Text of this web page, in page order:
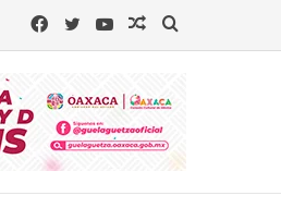
Buscar
Artículo
YouTube
Twitter
Facebook